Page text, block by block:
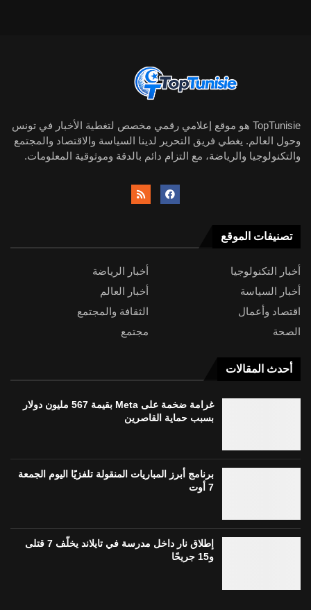
TopTunisie هو موقع إعلامي رقمي مخصص لتغطية الأخبار في تونس
وحول العالم. يغطي فريق التحرير لدينا السياسة والاقتصاد والمجتمع
والتكنولوجيا والرياضة، مع التزام دائم بالدقة وموثوقية المعلومات.
تصنيفات الموقع
أخبار التكنولوجيا
أخبار الرياضة
أخبار السياسة
أخبار العالم
اقتصاد وأعمال
الثقافة والمجتمع
الصحة
مجتمع
أحدث المقالات
غرامة ضخمة على Meta بقيمة 567 مليون دولار
بسبب حماية القاصرين
برنامج أبرز المباريات المنقولة تلفزيًا اليوم الجمعة
7 أوت
إطلاق نار داخل مدرسة في تايلاند يخلّف 7 قتلى
و15 جريحًا